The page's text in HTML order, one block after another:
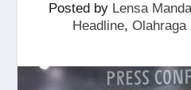
Posted by Lensa
Headline, Olahraga